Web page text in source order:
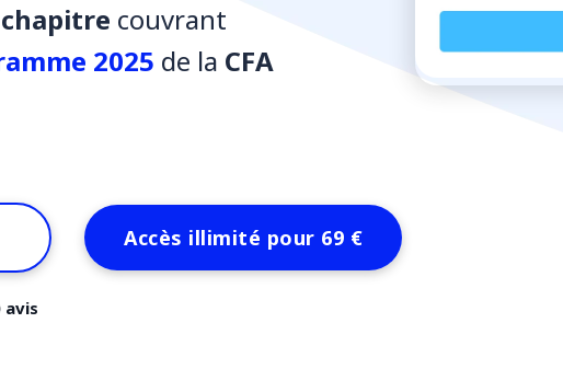
couvrant
2025 de la CFA
Accès illimité pour 69 €
avis